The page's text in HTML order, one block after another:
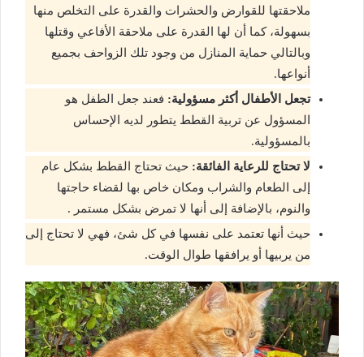
ملاحقتها للقوارض والحشرات والقدرة على التخلص منها
بسهولة، كما أن لها القدرة على ملاحقة الأفاعي وقتلها
وبالتالي حماية المنازل من وجود تلك الزواحف بجميع
أنواعها.
تجعل الأطفال أكثر مسؤولية: فعند جعل الطفل هو
المسؤول عن تربية القطط يتطور لديه الإحساس
بالمسؤولية.
لا تحتاج للرعاية الفائقة: حيث تحتاج القطط بشكل عام
إلى الطعام والشراب ومكان خاص بها لقضاء حاجتها
والنوم، بالإضافة إلى أنها لا تمرض بشكل مستمر .
حيث أنها تعتمد على نفسها في كل شئ، فهي لا تحتاج إلى
من يربيها أو يرافقها طوال الوقت.